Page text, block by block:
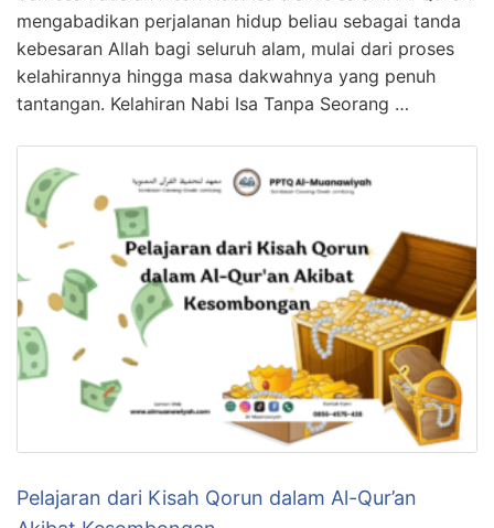
mengabadikan perjalanan hidup beliau sebagai tanda
kebesaran Allah bagi seluruh alam, mulai dari proses
kelahirannya hingga masa dakwahnya yang penuh
tantangan. Kelahiran Nabi Isa Tanpa Seorang …
Pelajaran dari Kisah Qorun dalam Al-Qur’an